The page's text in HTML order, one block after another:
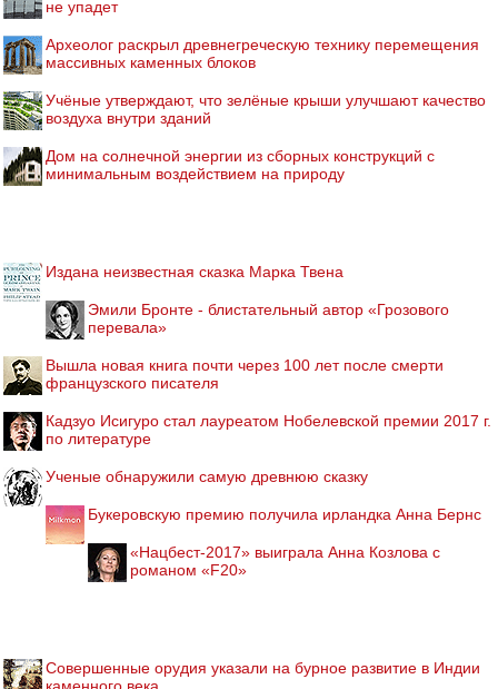
не упадет
Археолог раскрыл древнегреческую технику перемещения
массивных каменных блоков
Учёные утверждают, что зелёные крыши улучшают качество
воздуха внутри зданий
Дом на солнечной энергии из сборных конструкций с
минимальным воздействием на природу
Издана неизвестная сказка Марка Твена
Эмили Бронте - блистательный автор «Грозового
перевала»
Вышла новая книга почти через 100 лет после смерти
французского писателя
Кадзуо Исигуро стал лауреатом Нобелевской премии 2017 г.
по литературе
Ученые обнаружили самую древнюю сказку
Букеровскую премию получила ирландка Анна Бернс
«Нацбест-2017» выиграла Анна Козлова с
романом «F20»
Совершенные орудия указали на бурное развитие в Индии